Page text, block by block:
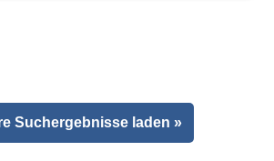
Suchergebnisse laden »